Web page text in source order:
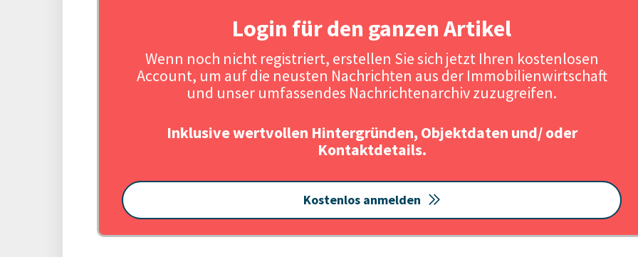
Login für den ganzen Artikel
Wenn noch nicht registriert, erstellen Sie sich jetzt Ihren kostenlosen
Account, um auf die neusten Nachrichten aus der Immobilienwirtschaft
und unser umfassendes Nachrichtenarchiv zuzugreifen.
Inklusive wertvollen Hintergründen, Objektdaten und/ oder
Kontaktdetails.
Kostenlos anmelden